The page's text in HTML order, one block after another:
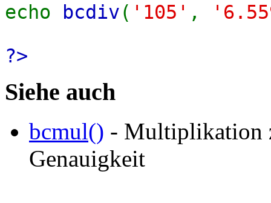
echo bcdiv( '105' ,
?>
Siehe auch
bcmul() - Multiplikation
Genauigkeit